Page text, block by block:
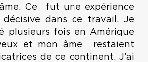
Ce fut une expérience
dans ce travail. Je
plusieurs fois en Amérique
et mon âme restaient
de ce continent. J’ai